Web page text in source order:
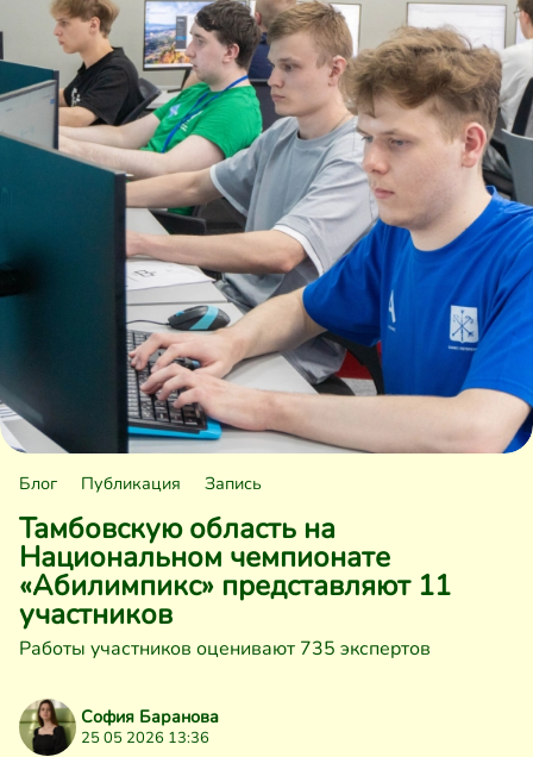
Блог Публикация Запись
Тамбовскую область на
Национальном чемпионате
«Абилимпикс» представляют 11
участников
Работы участников оценивают 735 экспертов
София Баранова
25 05 2026 13:36